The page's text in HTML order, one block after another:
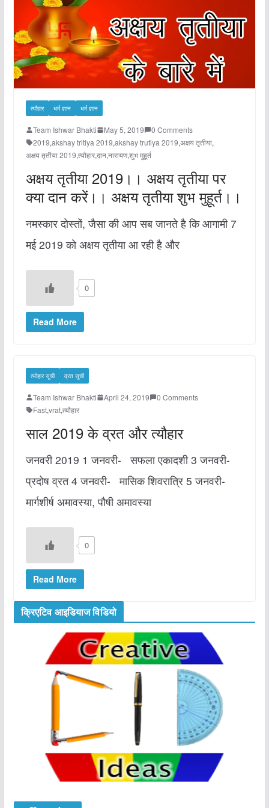
त्यौहार धर्म ज्ञान धर्म ज्ञान
Team Ishwar Bhakti May 5, 2019
0 Comments
2019,akshay tritiya 2019,akshay trutiya 2019,अक्षय तृतीया,
अक्षय तृतीया 2019,त्यौहार,दान,नारायण,शुभ मुहूर्त
अक्षय तृतीया 2019।। अक्षय तृतीया पर
क्या दान करें।। अक्षय तृतीया शुभ मुहूर्त।।
नमस्कार दोस्तों, जैसा की आप सब जानते है कि आगामी 7
मई 2019 को अक्षय तृतीया आ रही है और
0
Read More
त्योहार सूची व्रत सूची
Team Ishwar Bhakti April 24, 2019
0 Comments
Fast,vrat,त्यौहार
साल 2019 के व्रत और त्यौहार
जनवरी 2019 1 जनवरी- सफला एकादशी 3 जनवरी-
प्रदोष व्रत 4 जनवरी- मासिक शिवरात्रि 5 जनवरी-
मार्गशीर्ष अमावस्या, पौषी अमावस्या
0
Read More
क्रिएटिव आइडियाज विडियो